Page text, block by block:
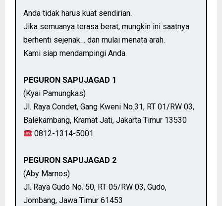
Anda tidak harus kuat sendirian.
Jika semuanya terasa berat, mungkin ini saatnya
berhenti sejenak… dan mulai menata arah.
Kami siap mendampingi Anda.
PEGURON SAPUJAGAD 1
(Kyai Pamungkas)
Jl. Raya Condet, Gang Kweni No.31, RT 01/RW 03,
Balekambang, Kramat Jati, Jakarta Timur 13530
0812-1314-5001
PEGURON SAPUJAGAD 2
(Aby Marnos)
Jl. Raya Gudo No. 50, RT 05/RW 03, Gudo,
Jombang, Jawa Timur 61453